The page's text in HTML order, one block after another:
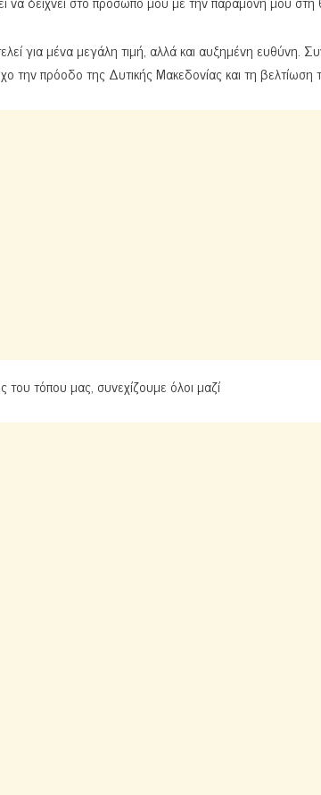
για μένα μεγάλη τιμή, αλλά και αυξημένη ευθύνη.
την πρόοδο της Δυτικής Μακεδονίας και τη βελτίωση
του τόπου μας, συνεχίζουμε όλοι μαζί